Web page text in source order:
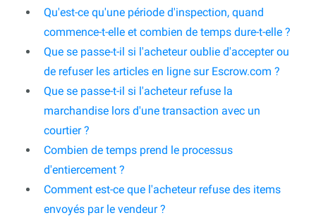
Qu'est-ce qu'une période d'inspection, quand
commence-t-elle et combien de temps dure-t-elle ?
Que se passe-t-il si l'acheteur oublie d'accepter ou
de refuser les articles en ligne sur Escrow.com ?
Que se passe-t-il si l'acheteur refuse la
marchandise lors d'une transaction avec un
courtier ?
Combien de temps prend le processus
d'entiercement ?
Comment est-ce que l'acheteur refuse des items
envoyés par le vendeur ?